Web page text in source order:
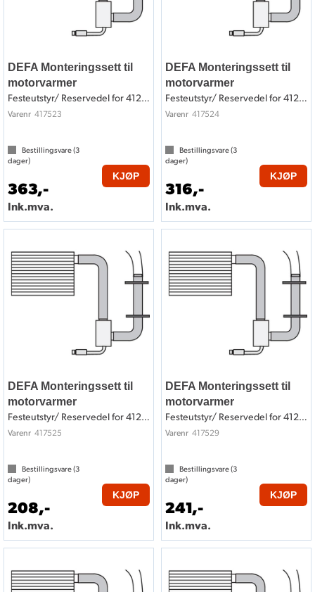
DEFA Monteringssett til
motorvarmer
Festeutstyr/ Reservedel for 412523
Varenr 417523
Bestillingsvare (3
dager)
363,-
Ink.mva.
KJØP
DEFA Monteringssett til
motorvarmer
Festeutstyr/ Reservedel for 412524
Varenr 417524
Bestillingsvare (3
dager)
316,-
Ink.mva.
KJØP
DEFA Monteringssett til
motorvarmer
Festeutstyr/ Reservedel for 412525
Varenr 417525
Bestillingsvare (3
dager)
208,-
Ink.mva.
KJØP
DEFA Monteringssett til
motorvarmer
Festeutstyr/ Reservedel for 412529
Varenr 417529
Bestillingsvare (3
dager)
241,-
Ink.mva.
KJØP